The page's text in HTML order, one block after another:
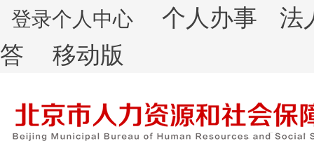
登录个人中心 个人办事
法
答
移动版